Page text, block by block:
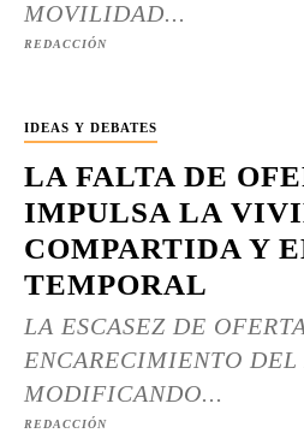
MOVILIDAD...
REDACCIÓN
IDEAS Y DEBATES
LA FALTA DE
IMPULSA LA
COMPARTIDA Y
TEMPORAL
LA ESCASEZ DE
ENCARECIMIENTO
MODIFICANDO...
REDACCIÓN